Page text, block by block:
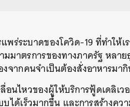
พร่ระบาดของโควิด-19 ที่ทำให้
มาตรการของทางภาครัฐ หลา
งจากคนจำเป็นต้องสั่งอาหารม
อนไหวของผู้ให้บริการฟู้ดเดลิเ
บได้เร็วมากขึ้น และการสร้าง